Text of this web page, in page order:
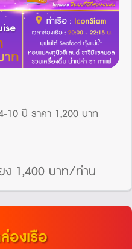
10 ปี ราคา 1,200 บาท
ง 1,400 บาท/ท่าน
องเรือ